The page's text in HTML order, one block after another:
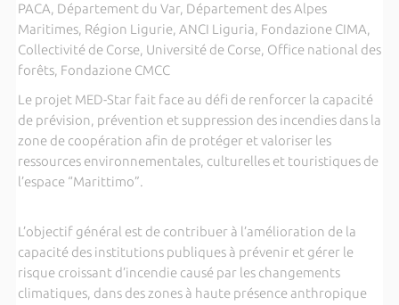
PACA, Département du Var, Département des Alpes
Maritimes, Région Ligurie, ANCI Liguria, Fondazione CIMA,
Collectivité de Corse, Université de Corse, Office national des
forêts, Fondazione CMCC
Le projet MED-Star fait face au défi de renforcer la capacité
de prévision, prévention et suppression des incendies dans la
zone de coopération afin de protéger et valoriser les
ressources environnementales, culturelles et touristiques de
l’espace “Marittimo”.
L’objectif général est de contribuer à l’amélioration de la
capacité des institutions publiques à prévenir et gérer le
risque croissant d’incendie causé par les changements
climatiques, dans des zones à haute présence anthropique